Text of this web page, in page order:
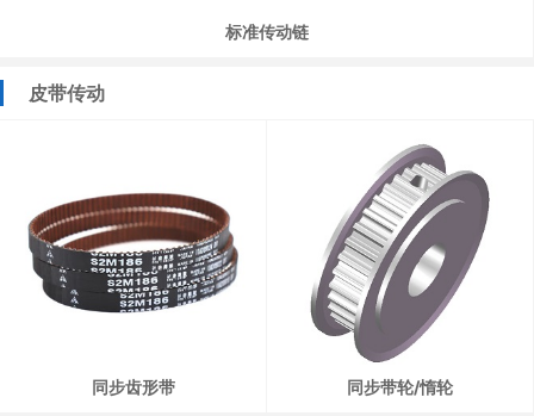
标准传动链
皮带传动
同步齿形带 同步带轮/惰轮